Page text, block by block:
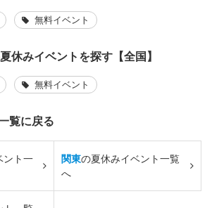
無料イベント
休みイベントを探す【全国】
無料イベント
覧に戻る
ント一
関東の夏休みイベント一覧
へ